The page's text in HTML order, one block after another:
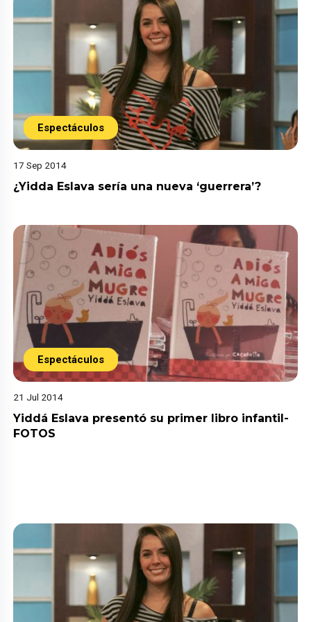
Espectáculos
17 Sep 2014
¿Yidda Eslava sería una nueva ‘guerrera’?
Espectáculos
21 Jul 2014
Yiddá Eslava presentó su primer libro infantil-
FOTOS